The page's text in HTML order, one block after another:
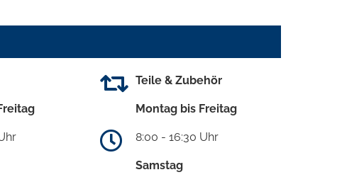
Teile & Zubehör
Montag bis Freitag
8:00 - 16:30 Uhr
Samstag